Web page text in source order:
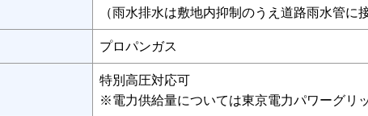
（雨水排水は敷地内抑制のうえ道路雨水管に
プロパンガス
特別高圧対応可
※電力供給量については東京電力パワーグリ